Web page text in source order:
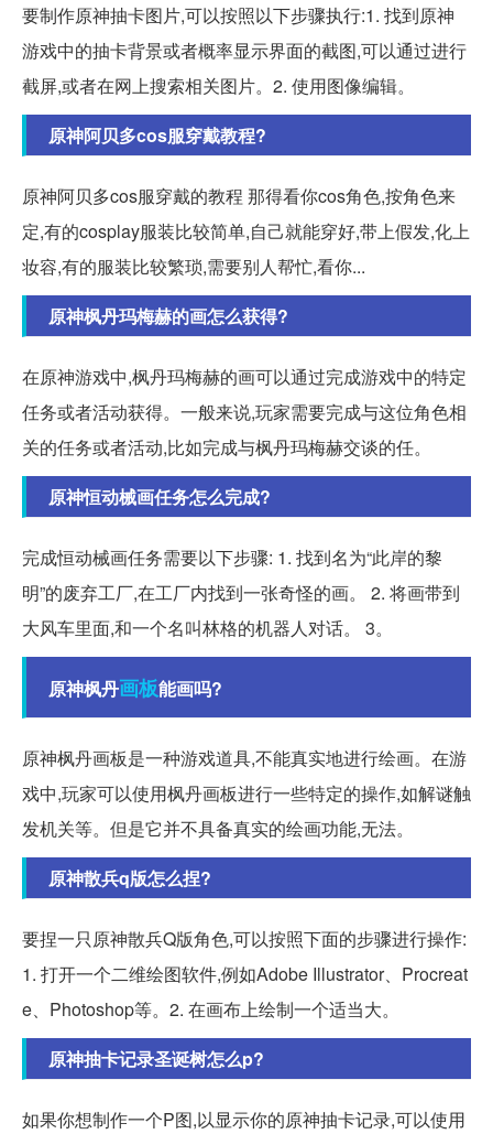
要制作原神抽卡图片,可以按照以下步骤执行:1. 找到原神
游戏中的抽卡背景或者概率显示界面的截图,可以通过进行
截屏,或者在网上搜索相关图片。2. 使用图像编辑。
原神阿贝多cos服穿戴教程?
原神阿贝多cos服穿戴的教程 那得看你cos角色,按角色来
定,有的cosplay服装比较简单,自己就能穿好,带上假发,化上
妆容,有的服装比较繁琐,需要别人帮忙,看你...
原神枫丹玛梅赫的画怎么获得?
在原神游戏中,枫丹玛梅赫的画可以通过完成游戏中的特定
任务或者活动获得。一般来说,玩家需要完成与这位角色相
关的任务或者活动,比如完成与枫丹玛梅赫交谈的任。
原神恒动械画任务怎么完成?
完成恒动械画任务需要以下步骤: 1. 找到名为“此岸的黎
明”的废弃工厂,在工厂内找到一张奇怪的画。 2. 将画带到
大风车里面,和一个名叫林格的机器人对话。 3。
原神枫丹画板能画吗?
原神枫丹画板是一种游戏道具,不能真实地进行绘画。在游
戏中,玩家可以使用枫丹画板进行一些特定的操作,如解谜触
发机关等。但是它并不具备真实的绘画功能,无法。
原神散兵q版怎么捏?
要捏一只原神散兵Q版角色,可以按照下面的步骤进行操作:
1. 打开一个二维绘图软件,例如Adobe Illustrator、Procreat
e、Photoshop等。2. 在画布上绘制一个适当大。
原神抽卡记录圣诞树怎么p?
如果你想制作一个P图,以显示你的原神抽卡记录,可以使用